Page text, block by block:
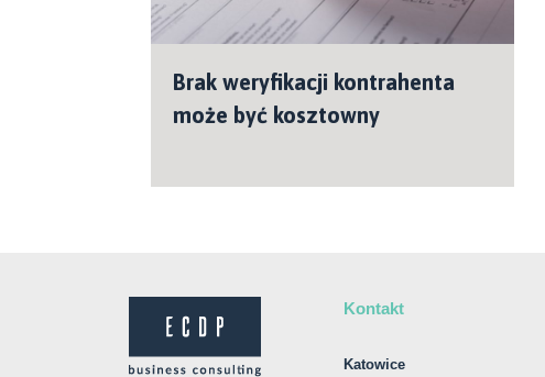
Brak weryfikacji kontrahenta
może być kosztowny
Kontakt
Katowice